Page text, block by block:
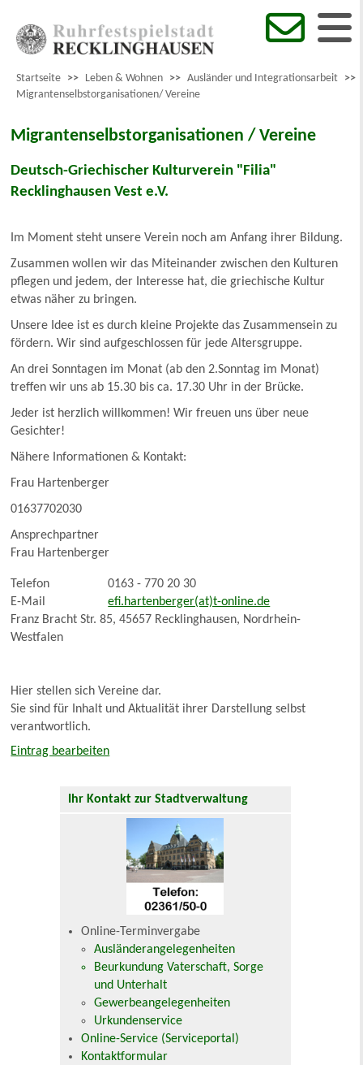
Startseite >> Leben & Wohnen >> Ausländer und Integrationsarbeit >>
Migrantenselbstorganisationen/ Vereine
Migrantenselbstorganisationen / Vereine
Deutsch-Griechischer Kulturverein "Filia"
Recklinghausen Vest e.V.
Im Moment steht unsere Verein noch am Anfang ihrer Bildung.
Zusammen wollen wir das Miteinander zwischen den Kulturen
pflegen und jedem, der Interesse hat, die griechische Kultur
etwas näher zu bringen.
Unsere Idee ist es durch kleine Projekte das Zusammensein zu
fördern. Wir sind aufgeschlossen für jede Altersgruppe.
An drei Sonntagen im Monat (ab den 2.Sonntag im Monat)
treffen wir uns ab 15.30 bis ca. 17.30 Uhr in der Brücke.
Jeder ist herzlich willkommen! Wir freuen uns über neue
Gesichter!
Nähere Informationen & Kontakt:
Frau Hartenberger
01637702030
Ansprechpartner
Frau Hartenberger
Telefon
0163 - 770 20 30
E-Mail
efi.hartenberger(at)t-online.de
Franz Bracht Str. 85, 45657 Recklinghausen, Nordrhein-
Westfalen
Hier stellen sich Vereine dar.
Sie sind für Inhalt und Aktualität ihrer Darstellung selbst
verantwortlich.
Eintrag bearbeiten
Ihr Kontakt zur Stadtverwaltung
Online-Terminvergabe
Ausländerangelegenheiten
Beurkundung Vaterschaft, Sorge
und Unterhalt
Gewerbeangelegenheiten
Urkundenservice
Online-Service (Serviceportal)
Kontaktformular